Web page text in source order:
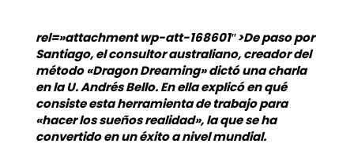
rel=»attachment wp-att-168601″>De paso por
Santiago, el consultor australiano, creador del
método «Dragon Dreaming» dictó una charla
en la U. Andrés Bello. En ella explicó en qué
consiste esta herramienta de trabajo para
«hacer los sueños realidad», la que se ha
convertido en un éxito a nivel mundial.